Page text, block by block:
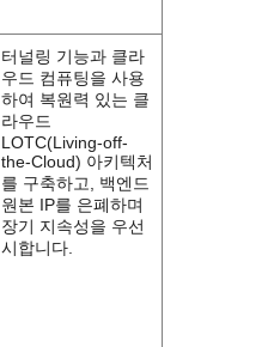
터널링 기능과 클라
우드 컴퓨팅을 사용
하여 복원력 있는 클
라우드
LOTC(Living-off-
the-Cloud) 아키텍처
를 구축하고, 백엔드
원본 IP를 은폐하며
장기 지속성을 우선
시합니다.